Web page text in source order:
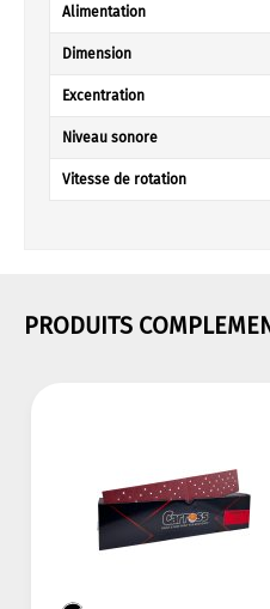
Alimentation
Dimension
Excentration
Niveau sonore
Vitesse de rotation
PRODUITS